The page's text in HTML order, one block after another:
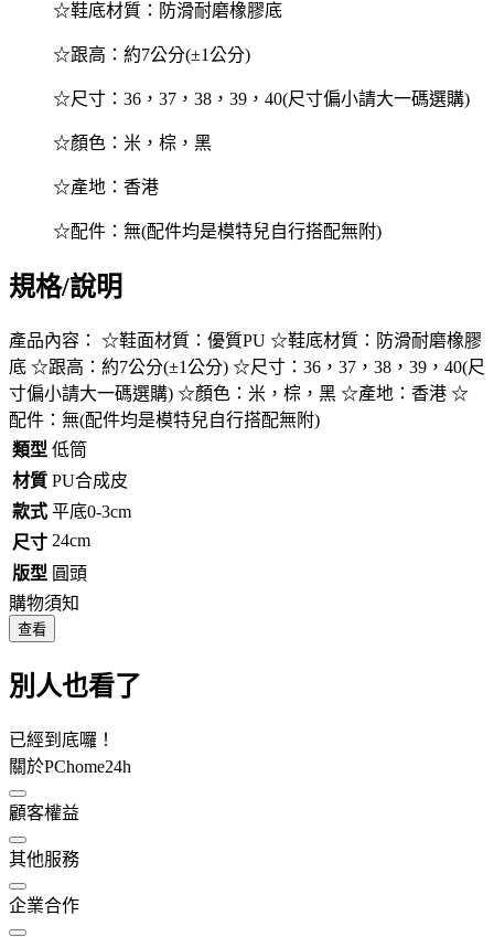
☆鞋底材質：防滑耐磨橡膠底
☆跟高：約7公分(±1公分)
☆尺寸：36，37，38，39，40(尺寸偏小請大一碼選購)
☆顏色：米，棕，黑
☆產地：香港
☆配件：無(配件均是模特兒自行搭配無附)
規格/說明
產品內容： ☆鞋面材質：優質PU ☆鞋底材質：防滑耐磨橡膠
底 ☆跟高：約7公分(±1公分) ☆尺寸：36，37，38，39，40(尺
寸偏小請大一碼選購) ☆顏色：米，棕，黑 ☆產地：香港 ☆
配件：無(配件均是模特兒自行搭配無附)
類型 低筒
材質 PU合成皮
款式 平底0-3cm
尺寸 24cm
版型 圓頭
購物須知
查看
別人也看了
已經到底囉！
關於PChome24h
顧客權益
其他服務
企業合作